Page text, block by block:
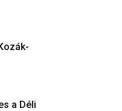
a Déli